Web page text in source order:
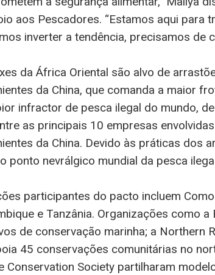
aos Pescadores. “Estamos aqui para
inverter a tendência, precisamos de
da África Oriental são alvo de
da China, que comanda a maior
infractor de pesca ilegal do mundo,
as principais 10 empresas
da China. Devido às práticas dos
ponto nevrálgico mundial da pesca
participantes do pacto incluem
e Tanzânia. Organizações como
de conservação marinha; a Northern
45 conservações comunitárias no
Conservation Society partilharam